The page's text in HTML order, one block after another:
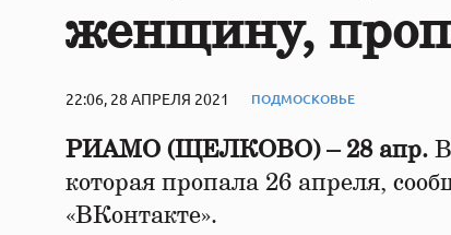
женщину,
22:06, 28 АПРЕЛЯ 2021 ПОДМОСКОВЬЕ
РИАМО (ЩЕЛКОВО) – 28 апр.
которая пропала 26 апреля,
«ВКонтакте».